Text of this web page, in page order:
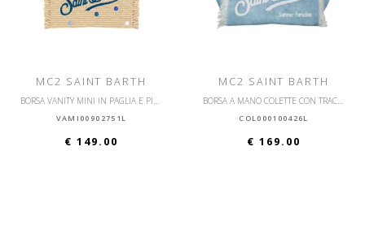
MC2 SAINT BARTH
BORSA VANITY MINI IN PAGLIA E PICCOLA CON TRACOLLA
VAMI00902751L
€ 149.00
MC2 SAINT BARTH
BORSA A MANO COLETTE CON TRACOLLA
COL000100426L
€ 169.00